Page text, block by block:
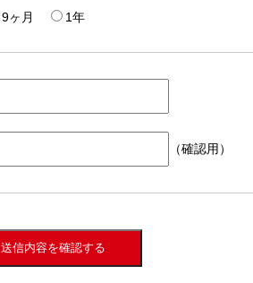
9ヶ月 1年
（確認用）
送信内容を確認する